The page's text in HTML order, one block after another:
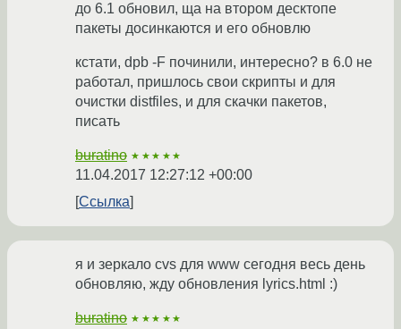
до 6.1 обновил, ща на втором десктопе
пакеты досинкаются и его обновлю
кстати, dpb -F починили, интересно? в 6.0 не
работал, пришлось свои скрипты и для
очистки distfiles, и для скачки пакетов,
писать
buratino ★★★★★
11.04.2017 12:27:12 +00:00
Ссылка
я и зеркало cvs для www сегодня весь день
обновляю, жду обновления lyrics.html :)
buratino ★★★★★